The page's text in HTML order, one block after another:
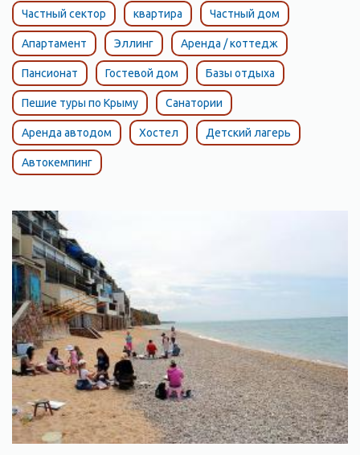
другая — военный гарнизон. Каждый день летают вертолеты.
В поселке, как и везде в Крыму, есть кафе и меню обычное.
Кинотеатр, зал игровых автоматов.
Частный сектор квартира Частный дом
Апартамент Эллинг Аренда / коттедж
Пансионат Гостевой дом Базы отдыха
Пешие туры по Крыму Санатории
Аренда автодом Хостел Детский лагерь
Автокемпинг